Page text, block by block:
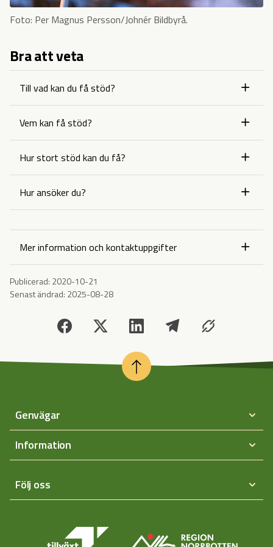
Foto: Per Magnus Persson/Johnér Bildbyrå.
Bra att veta
Till vad kan du få stöd?
Vem kan få stöd?
Hur stort stöd kan du få?
Hur ansöker du?
Mer information och kontaktuppgifter
Publicerad: 2020-10-21
Senast ändrad: 2025-08-28
Genvägar
Information
Följ oss